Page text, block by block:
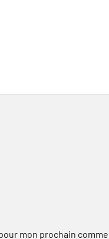
mon prochain